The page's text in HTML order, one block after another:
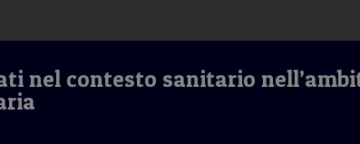
nel contesto sanitario